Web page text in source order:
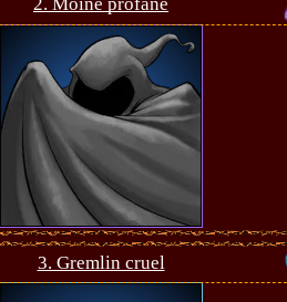
3. Gremlin cruel